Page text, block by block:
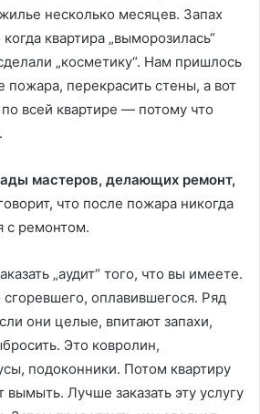
несколько месяцев. Запах
квартира „выморозилась“
„косметику“. Нам пришлось
пожара, перекрасить стены, а вот
всей квартире — потому что
мастеров, делающих ремонт,
что после пожара никогда
с ремонтом.
„аудит“ того, что вы имеете.
сгоревшего, оплавившегося. Ряд
они целые, впитают запахи,
Это ковролин,
подоконники. Потом квартиру
вымыть. Лучше заказать эту услугу